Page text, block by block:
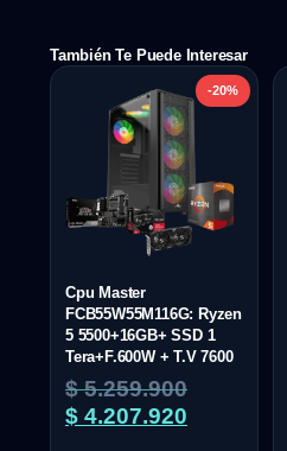
También Te Puede Interesar
-20%
Cpu Master
FCB55W55M116G: Ryzen
5 5500+16GB+ SSD 1
Tera+F.600W + T.V 7600
$5.259.900
$ 4.207.920